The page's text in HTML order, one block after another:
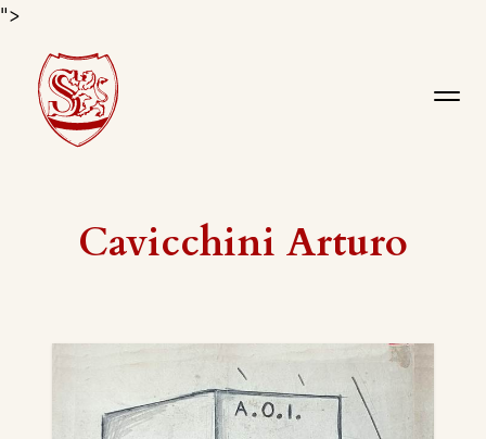
">
Cavicchini Arturo